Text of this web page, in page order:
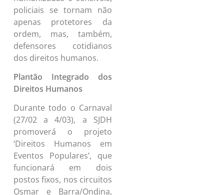
policiais se tornam não
apenas protetores da
ordem, mas, também,
defensores cotidianos
dos direitos humanos.
Plantão Integrado dos
Direitos Humanos
Durante todo o Carnaval
(27/02 a 4/03), a SJDH
promoverá o projeto
‘Direitos Humanos em
Eventos Populares’, que
funcionará em dois
postos fixos, nos circuitos
Osmar e Barra/Ondina,